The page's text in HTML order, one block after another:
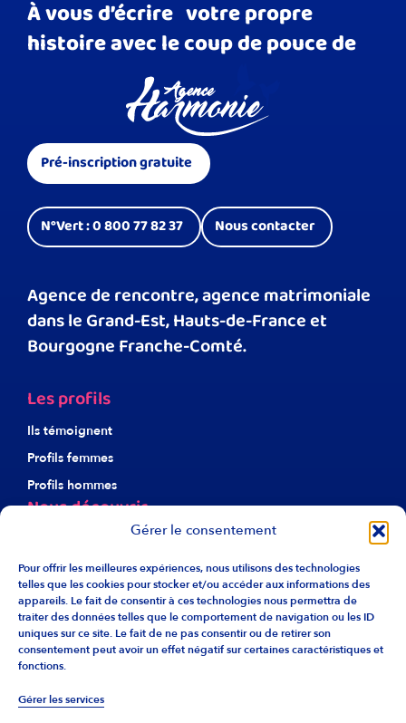
Gérer le consentement
Pour offrir les meilleures expériences, nous utilisons des technologies
telles que les cookies pour stocker et/ou accéder aux informations des
appareils. Le fait de consentir à ces technologies nous permettra de
traiter des données telles que le comportement de navigation ou les ID
uniques sur ce site. Le fait de ne pas consentir ou de retirer son
consentement peut avoir un effet négatif sur certaines caractéristiques et
fonctions.
Gérer les services
À vous d’écrire votre propre
histoire avec le coup de pouce de
Pré-inscription gratuite
N°Vert : 0 800 77 82 37 Nous contacter
Agence de rencontre, agence matrimoniale
dans le Grand-Est, Hauts-de-France et
Bourgogne Franche-Comté.
Les profils
Ils témoignent
Profils femmes
Profils hommes
Nous découvrir
À propos d’Harmonie
Notre éthique
Nos agences
Recrutement
Liens utiles
F.A.Q.
Info franchise